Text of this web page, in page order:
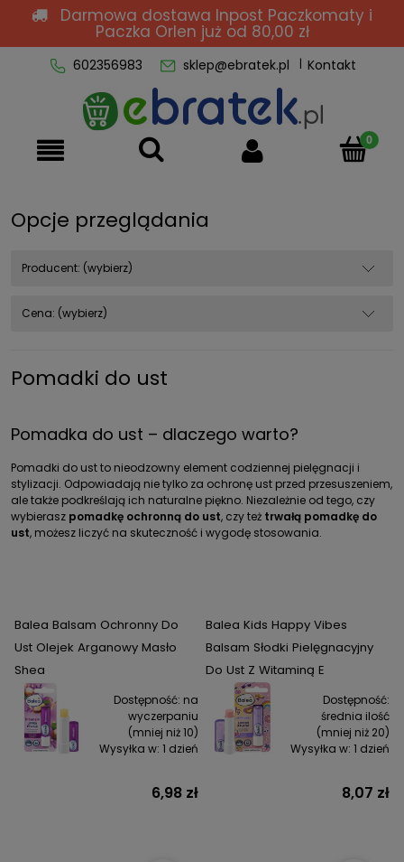
Darmowa dostawa Inpost Paczkomaty i
Paczka Orlen już od 80,00 zł
602356983 sklep@ebratek.pl Kontakt
Opcje przeglądania
Producent: (wybierz)
Cena: (wybierz)
Pomadki do ust
Pomadka do ust – dlaczego warto?
Pomadki do ust to nieodzowny element codziennej pielęgnacji i
stylizacji. Odpowiadają nie tylko za ochronę ust przed przesuszeniem,
ale także podkreślają ich naturalne piękno. Niezależnie od tego, czy
wybierasz pomadkę ochronną do ust, czy też trwałą pomadkę do
ust, możesz liczyć na skuteczność i wygodę stosowania.
Balea Balsam Ochronny Do
Ust Olejek Arganowy Masło
Shea
Dostępność: na
wyczerpaniu
(mniej niż 10)
Wysyłka w: 1 dzień
6,98 zł
Balea Kids Happy Vibes
Balsam Słodki Pielęgnacyjny
Do Ust Z Witaminą E
Dostępność:
średnia ilość
(mniej niż 20)
Wysyłka w: 1 dzień
8,07 zł